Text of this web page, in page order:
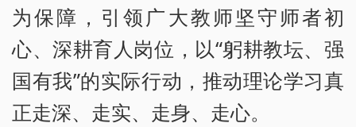
为保障，引领广大教师坚守师者初
心、深耕育人岗位，以“躬耕教坛、强
国有我”的实际行动，推动理论学习真
正走深、走实、走身、走心。